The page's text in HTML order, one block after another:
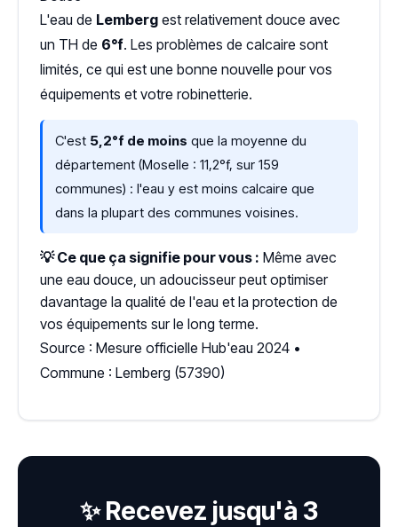
L'eau de Lemberg est relativement douce avec
un TH de 6°f. Les problèmes de calcaire sont
limités, ce qui est une bonne nouvelle pour vos
équipements et votre robinetterie.
C'est 5,2°f de moins que la moyenne du
département (Moselle : 11,2°f, sur 159
communes) : l'eau y est moins calcaire que
dans la plupart des communes voisines.
💡 Ce que ça signifie pour vous : Même avec
une eau douce, un adoucisseur peut optimiser
davantage la qualité de l'eau et la protection de
vos équipements sur le long terme.
Source : Mesure officielle Hub'eau 2024 •
Commune : Lemberg (57390)
✨ Recevez jusqu'à 3